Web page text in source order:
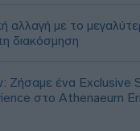
αλλαγή με το
διακόσμηση
Ζήσαμε ένα Exclusive
στο Athenaeum